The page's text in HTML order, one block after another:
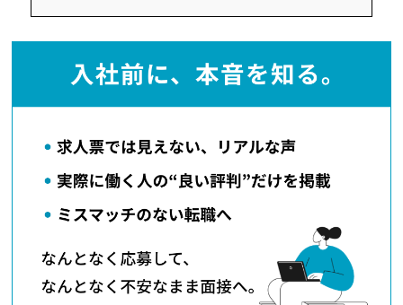
e
b
o
o
k